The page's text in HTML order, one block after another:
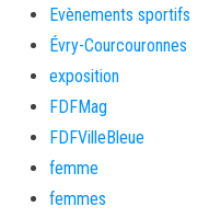
Evènements sportifs
Évry-Courcouronnes
exposition
FDFMag
FDFVilleBleue
femme
femmes